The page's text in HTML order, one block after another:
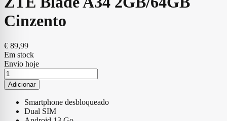
Cinzento
€ 89,99
Em stock
Envio hoje
Quantidade
de
ZTE
Blade
A34
2GB/64GB
Adicionar
Smartphone desbloqueado
Dual SIM